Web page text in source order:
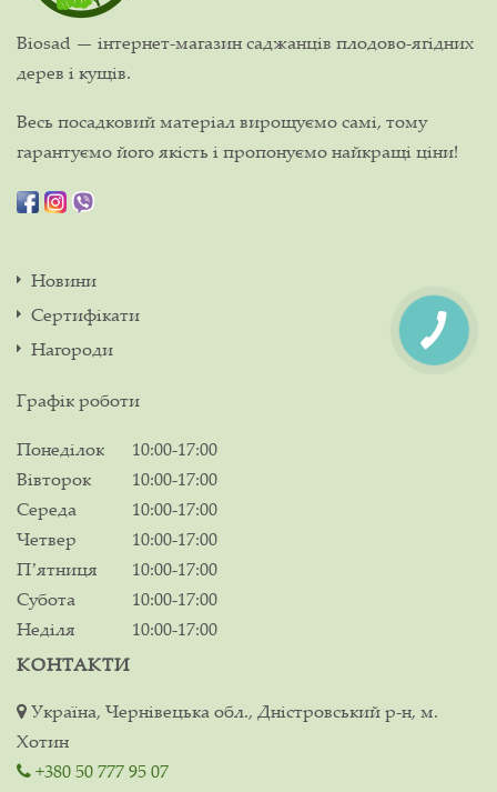
Biosad — інтернет-магазин саджанців плодово-ягідних
дерев і кущів.
Весь посадковий матеріал вирощуємо самі, тому
гарантуємо його якість і пропонуємо найкращі ціни!
Новини
Сертифікати
Нагороди
Графік роботи
Понеділок
10:00-17:00
Вівторок
10:00-17:00
Середа
10:00-17:00
Четвер
10:00-17:00
Пʼятниця
10:00-17:00
Субота
10:00-17:00
Неділя
10:00-17:00
КОНТАКТИ
Україна, Чернівецька обл., Дністровський р-н, м.
Хотин
+380 50 777 95 07